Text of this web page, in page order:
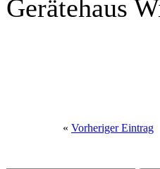
Gerätehaus
« Vorheriger Eintrag